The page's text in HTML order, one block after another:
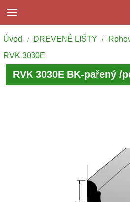
Úvod / DREVENÉ LIŠTY /
RVK 3030E
RVK 3030E BK-pařený /